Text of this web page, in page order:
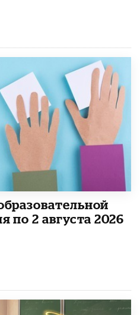
по 2 августа 2026